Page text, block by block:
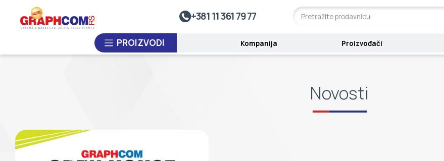
+381 11 361 79 77
PROIZVODI
Sistem Za Nalivanje Smole
Kalandre
Premotavači Rolne
POLOVNA OPREMA
Kompanija Proizvođači
Novosti